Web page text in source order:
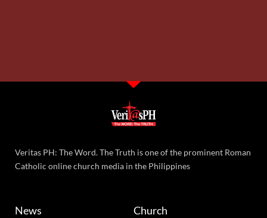
Veritas PH: The Word. The Truth is one of the prominent Roman
Catholic online church media in the Philippines
News Church